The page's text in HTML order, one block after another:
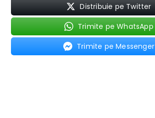
Distribuie pe Twitter
Trimite pe WhatsApp
Trimite pe Messenger